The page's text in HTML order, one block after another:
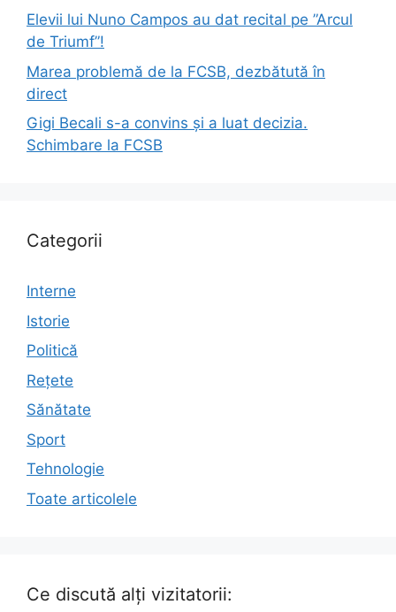
Elevii lui Nuno Campos au dat recital pe ”Arcul
de Triumf”!
Marea problemă de la FCSB, dezbătută în
direct
Gigi Becali s-a convins și a luat decizia.
Schimbare la FCSB
Categorii
Interne
Istorie
Politică
Rețete
Sănătate
Sport
Tehnologie
Toate articolele
Ce discută alți vizitatorii: